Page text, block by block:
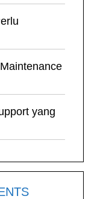
yang